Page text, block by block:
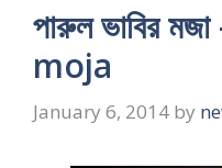
পারুল ভাবির
moja
January 6, 2014 by